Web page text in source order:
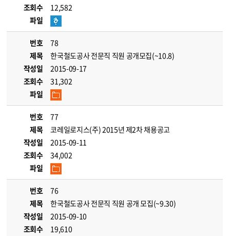
조회수
12,582
파일
번호
78
제목
한국철도공사 전문직 직원 공개모집(~10.8)
작성일
2015-09-17
조회수
31,302
파일
번호
77
제목
코레일로지스(주) 2015년 제2차 채용공고
작성일
2015-09-11
조회수
34,002
파일
번호
76
제목
한국철도공사 전문직 직원 공개 모집(~9.30)
작성일
2015-09-10
조회수
19,610